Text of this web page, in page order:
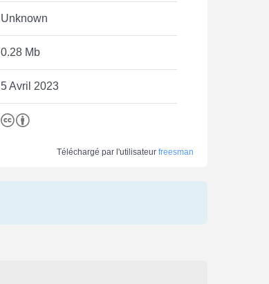
Unknown
0.28 Mb
5 Avril 2023
Téléchargé par l'utilisateur freesman